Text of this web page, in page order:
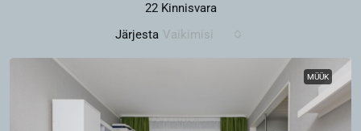
22 Kinnisvara
Järjesta Vaikimisi
MÜÜK